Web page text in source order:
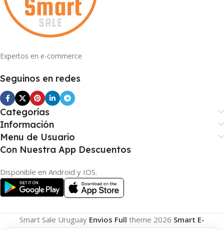
Expertos en e-commerce
Seguinos en redes
Categorías
Información
Menu de Usuario
Con Nuestra App Descuentos
Disponible en Android y IOS.
Smart Sale Uruguay Envios Full theme 2026 Smart E-